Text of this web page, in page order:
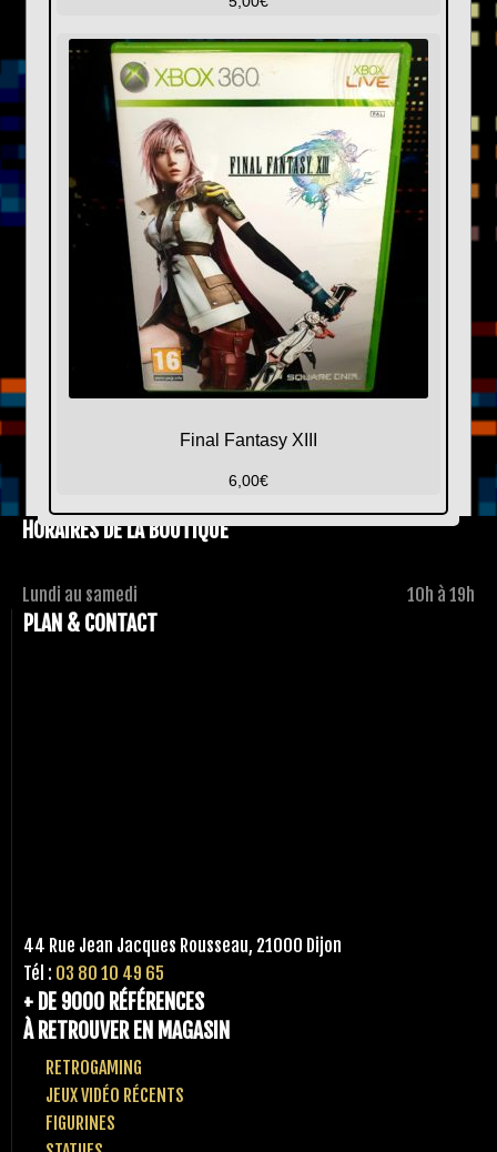
Final Fantasy XIII
6,00€
HORAIRES DE LA BOUTIQUE
Lundi au samedi 10h à 19h
PLAN & CONTACT
44 Rue Jean Jacques Rousseau, 21000 Dijon
Tél : 03 80 10 49 65
+ DE 9000 RÉFÉRENCES
À RETROUVER EN MAGASIN
RETROGAMING
JEUX VIDÉO RÉCENTS
FIGURINES